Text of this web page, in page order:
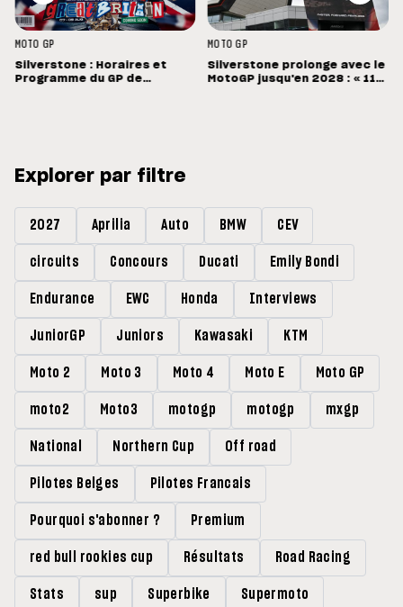
MOTO GP
Silverstone : Horaires et
Programme du GP de
MOTO GP
Silverstone prolonge avec le
MotoGP jusqu'en 2028 : « 11
Explorer par filtre
2027 Aprilia Auto BMW CEV
circuits Concours Ducati Emily Bondi
Endurance EWC Honda Interviews
JuniorGP Juniors Kawasaki KTM
Moto 2 Moto 3 Moto 4 Moto E Moto GP
moto2 Moto3 motogp motogp mxgp
National Northern Cup Off road
Pilotes Belges Pilotes Francais
Pourquoi s'abonner ? Premium
red bull rookies cup Résultats Road Racing
Stats sup Superbike Supermoto